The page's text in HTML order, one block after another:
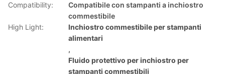
Compatibility:
Compatibile con stampanti a inchiostro
commestibile
High Light:
Inchiostro commestibile per stampanti
alimentari
,
Fluido protettivo per inchiostro per
stampanti commestibili